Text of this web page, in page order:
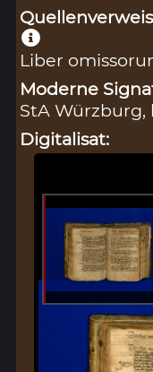
Liber
Moderne
StA Würzburg,
Digitalisat: